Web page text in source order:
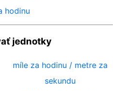
hodinu
jednotky
míle za hodinu / metre za
sekundu